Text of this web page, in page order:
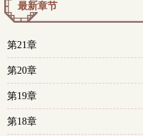
最新章节
第21章
第20章
第19章
第18章